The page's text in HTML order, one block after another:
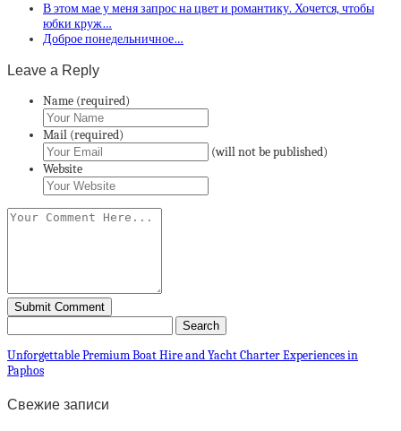
В этом мае у меня запрос на цвет и романтику. Хочется, чтобы
юбки круж…
Доброе понедельничное…
Leave a Reply
Name (required)
Mail (required)
(will not be published)
Website
Unforgettable Premium Boat Hire and Yacht Charter Experiences in
Paphos
Свежие записи